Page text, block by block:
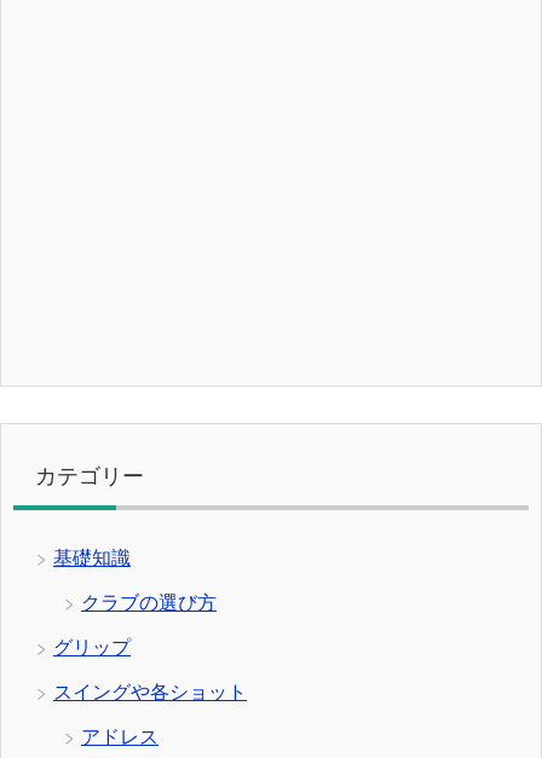
カテゴリー
基礎知識
クラブの選び方
グリップ
スイングや各ショット
アドレス